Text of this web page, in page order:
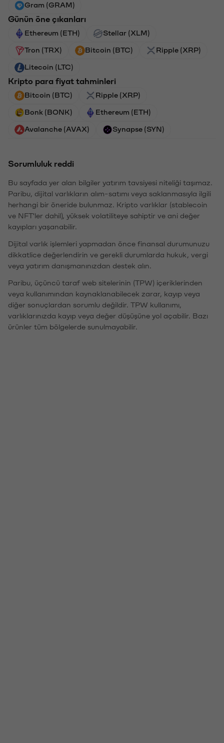
Gram (GRAM)
Günün öne çıkanları
Ethereum (ETH) Stellar (XLM)
Tron (TRX) Bitcoin (BTC) Ripple (XRP)
Litecoin (LTC)
Kripto para fiyat tahminleri
Bitcoin (BTC) Ripple (XRP)
Bonk (BONK) Ethereum (ETH)
Avalanche (AVAX) Synapse (SYN)
Sorumluluk reddi
Bu sayfada yer alan bilgiler yatırım tavsiyesi niteliği taşımaz.
Paribu, dijital varlıkların alım-satımı veya saklanmasıyla ilgili
herhangi bir öneride bulunmaz. Kripto varlıklar (stablecoin
ve NFT'ler dahil), yüksek volatiliteye sahiptir ve ani değer
kayıpları yaşanabilir.
Dijital varlık işlemleri yapmadan önce finansal durumunuzu
dikkatlice değerlendirin ve gerekli durumlarda hukuk, vergi
veya yatırım danışmanınızdan destek alın.
Paribu, üçüncü taraf web sitelerinin (TPW) içeriklerinden
veya kullanımından kaynaklanabilecek zarar, kayıp veya
diğer sonuçlardan sorumlu değildir. TPW kullanımı,
varlıklarınızda kayıp veya değer düşüşüne yol açabilir. Bazı
ürünler tüm bölgelerde sunulmayabilir.